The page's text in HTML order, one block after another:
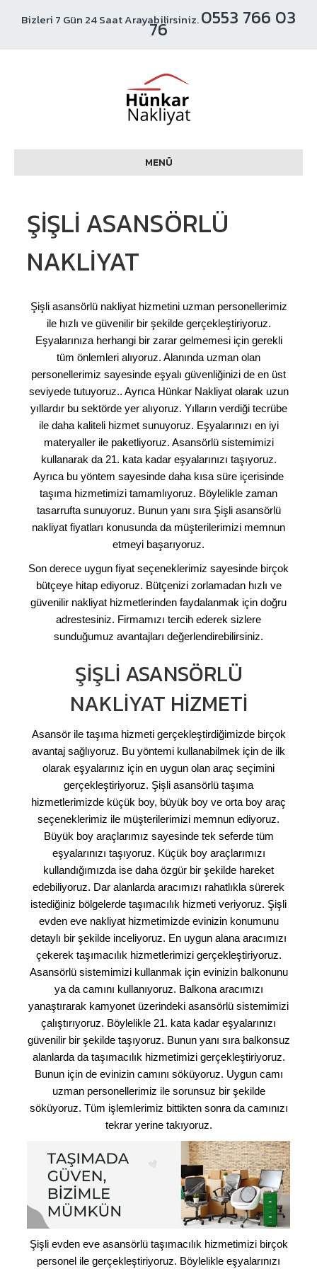
Bizleri 7 Gün 24 Saat Arayabilirsiniz.0553 766 03
76
MENÜ
ŞIŞLI ASANSÖRLÜ
NAKLIYAT
Şişli asansörlü nakliyat hizmetini uzman personellerimiz
ile hızlı ve güvenilir bir şekilde gerçekleştiriyoruz.
Eşyalarınıza herhangi bir zarar gelmemesi için gerekli
tüm önlemleri alıyoruz. Alanında uzman olan
personellerimiz sayesinde eşyalı güvenliğinizi de en üst
seviyede tutuyoruz.. Ayrıca Hünkar Nakliyat olarak uzun
yıllardır bu sektörde yer alıyoruz. Yılların verdiği tecrübe
ile daha kaliteli hizmet sunuyoruz. Eşyalarınızı en iyi
materyaller ile paketliyoruz. Asansörlü sistemimizi
kullanarak da 21. kata kadar eşyalarınızı taşıyoruz.
Ayrıca bu yöntem sayesinde daha kısa süre içerisinde
taşıma hizmetimizi tamamlıyoruz. Böylelikle zaman
tasarrufta sunuyoruz. Bunun yanı sıra Şişli asansörlü
nakliyat fiyatları konusunda da müşterilerimizi memnun
etmeyi başarıyoruz.
Son derece uygun fiyat seçeneklerimiz sayesinde birçok
bütçeye hitap ediyoruz. Bütçenizi zorlamadan hızlı ve
güvenilir nakliyat hizmetlerinden faydalanmak için doğru
adrestesiniz. Firmamızı tercih ederek sizlere
sunduğumuz avantajları değerlendirebilirsiniz.
ŞIŞLI ASANSÖRLÜ
NAKLIYAT HIZMETI
Asansör ile taşıma hizmeti gerçekleştirdiğimizde birçok
avantaj sağlıyoruz. Bu yöntemi kullanabilmek için de ilk
olarak eşyalarınız için en uygun olan araç seçimini
gerçekleştiriyoruz. Şişli asansörlü taşıma
hizmetlerimizde küçük boy, büyük boy ve orta boy araç
seçeneklerimiz ile müşterilerimizi memnun ediyoruz.
Büyük boy araçlarımız sayesinde tek seferde tüm
eşyalarınızı taşıyoruz. Küçük boy araçlarımızı
kullandığımızda ise daha özgür bir şekilde hareket
edebiliyoruz. Dar alanlarda aracımızı rahatlıkla sürerek
istediğiniz bölgelerde taşımacılık hizmeti veriyoruz. Şişli
evden eve nakliyat hizmetimizde evinizin konumunu
detaylı bir şekilde inceliyoruz. En uygun alana aracımızı
çekerek taşımacılık hizmetlerimizi gerçekleştiriyoruz.
Asansörlü sistemimizi kullanmak için evinizin balkonunu
ya da camını kullanıyoruz. Balkona aracımızı
yanaştırarak kamyonet üzerindeki asansörlü sistemimizi
çalıştırıyoruz. Böylelikle 21. kata kadar eşyalarınızı
güvenilir bir şekilde taşıyoruz. Bunun yanı sıra balkonsuz
alanlarda da taşımacılık hizmetimizi gerçekleştiriyoruz.
Bunun için de evinizin camını söküyoruz. Uygun camı
uzman personellerimiz ile sorunsuz bir şekilde
söküyoruz. Tüm işlemlerimiz bittikten sonra da camınızı
tekrar yerine takıyoruz.
Şişli evden eve asansörlü taşımacılık hizmetimizi birçok
personel ile gerçekleştiriyoruz. Böylelikle eşyalarınızı